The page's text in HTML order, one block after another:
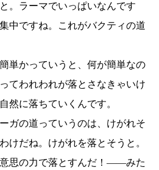
。ラーマでいっぱいなんです
中ですね。これがバクティの道
単かっていうと、何が簡単なの
てわれわれが落とさなきゃいけ
然に落ちていくんです。
ガの道っていうのは、けがれそ
けだね。けがれを落とそうと。
思の力で落とすんだ！――みた